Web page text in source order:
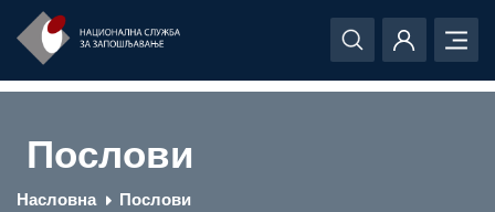
Послови
Насловна Послови